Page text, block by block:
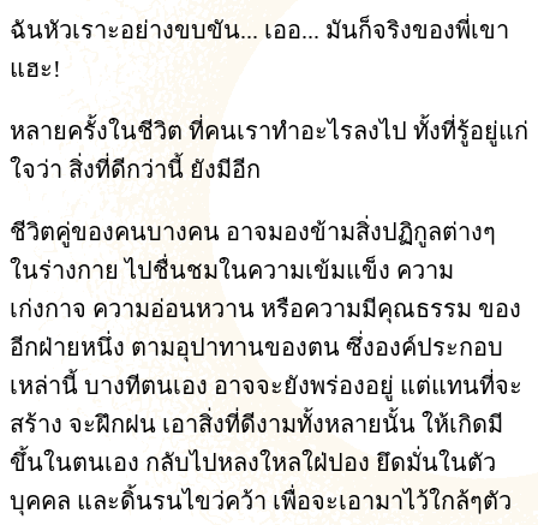
ฉันหัวเราะอย่างขบขัน... เออ... มันก็จริงของพี่เขา
แฮะ!
หลายครั้งในชีวิต ที่คนเราทำอะไรลงไป ทั้งที่รู้อยู่แก่
ใจว่า สิ่งที่ดีกว่านี้ ยังมีอีก
ชีวิตคู่ของคนบางคน อาจมองข้ามสิ่งปฏิกูลต่างๆ
ในร่างกาย ไปชื่นชมในความเข้มแข็ง ความ
เก่งกาจ ความอ่อนหวาน หรือความมีคุณธรรม ของ
อีกฝ่ายหนึ่ง ตามอุปาทานของตน ซึ่งองค์ประกอบ
เหล่านี้ บางทีตนเอง อาจจะยังพร่องอยู่ แต่แทนที่จะ
สร้าง จะฝึกฝน เอาสิ่งที่ดีงามทั้งหลายนั้น ให้เกิดมี
ขึ้นในตนเอง กลับไปหลงใหลใฝ่ปอง ยึดมั่นในตัว
บุคคล และดิ้นรนไขว่คว้า เพื่อจะเอามาไว้ใกล้ๆตัว